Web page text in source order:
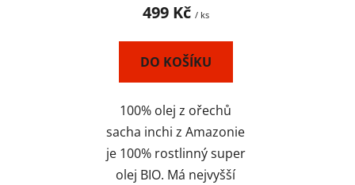
499 Kč / ks
DO KOŠÍKU
100% olej z ořechů
sacha inchi z Amazonie
je 100% rostlinný super
olej BIO. Má nejvyšší